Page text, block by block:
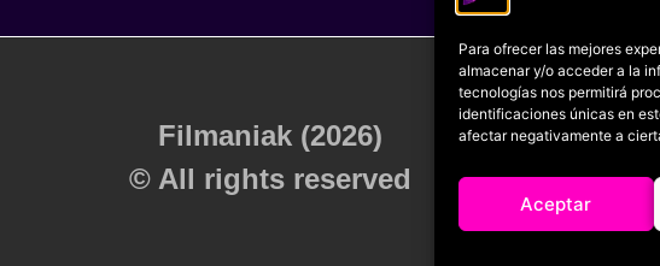
Para ofrecer las mejores
almacenar y/o acceder a la
tecnologías nos permitirá
identificaciones únicas en
afectar negativamente a
Aceptar
Filmaniak (2026)
© All rights reserved